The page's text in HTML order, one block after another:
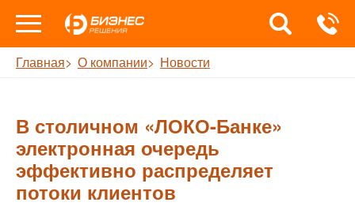
Главная О компании Новости
В столичном «ЛОКО-Банке»
электронная очередь
эффективно распределяет
потоки клиентов